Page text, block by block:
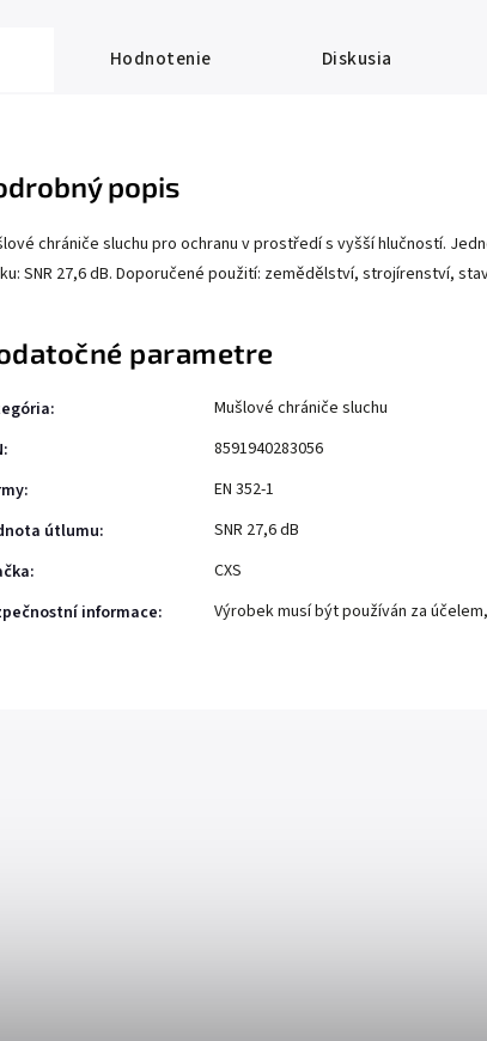
Hodnotenie Diskusia
popis
chrániče sluchu pro ochranu v prostředí s vyšší hlučností.
SNR 27,6 dB. Doporučené použití: zemědělství, strojírenství,
parametre
:
Mušlové chrániče sluchu
:
8591940283056
:
EN 352-1
útlumu:
SNR 27,6 dB
:
CXS
informace: Výrobek musí být používán za